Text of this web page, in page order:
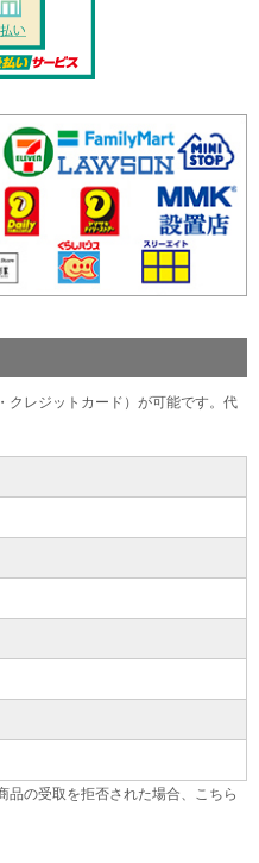
クレジットカード）が可能です。代
の受取を拒否された場合、こちら